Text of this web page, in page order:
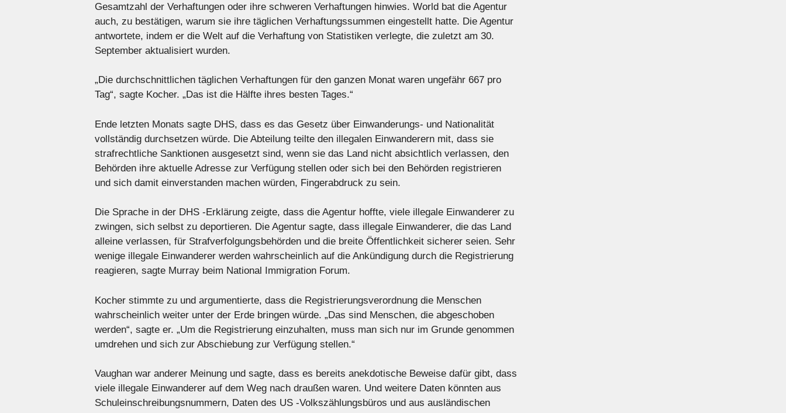
Gesamtzahl der Verhaftungen oder ihre schweren Verhaftungen hinwies. World bat die Agentur
auch, zu bestätigen, warum sie ihre täglichen Verhaftungssummen eingestellt hatte. Die Agentur
antwortete, indem er die Welt auf die Verhaftung von Statistiken verlegte, die zuletzt am 30.
September aktualisiert wurden.
„Die durchschnittlichen täglichen Verhaftungen für den ganzen Monat waren ungefähr 667 pro
Tag“, sagte Kocher. „Das ist die Hälfte ihres besten Tages.“
Ende letzten Monats sagte DHS, dass es das Gesetz über Einwanderungs- und Nationalität
vollständig durchsetzen würde. Die Abteilung teilte den illegalen Einwanderern mit, dass sie
strafrechtliche Sanktionen ausgesetzt sind, wenn sie das Land nicht absichtlich verlassen, den
Behörden ihre aktuelle Adresse zur Verfügung stellen oder sich bei den Behörden registrieren
und sich damit einverstanden machen würden, Fingerabdruck zu sein.
Die Sprache in der DHS -Erklärung zeigte, dass die Agentur hoffte, viele illegale Einwanderer zu
zwingen, sich selbst zu deportieren. Die Agentur sagte, dass illegale Einwanderer, die das Land
alleine verlassen, für Strafverfolgungsbehörden und die breite Öffentlichkeit sicherer seien. Sehr
wenige illegale Einwanderer werden wahrscheinlich auf die Ankündigung durch die Registrierung
reagieren, sagte Murray beim National Immigration Forum.
Kocher stimmte zu und argumentierte, dass die Registrierungsverordnung die Menschen
wahrscheinlich weiter unter der Erde bringen würde. „Das sind Menschen, die abgeschoben
werden“, sagte er. „Um die Registrierung einzuhalten, muss man sich nur im Grunde genommen
umdrehen und sich zur Abschiebung zur Verfügung stellen.“
Vaughan war anderer Meinung und sagte, dass es bereits anekdotische Beweise dafür gibt, dass
viele illegale Einwanderer auf dem Weg nach draußen waren. Und weitere Daten könnten aus
Schuleinschreibungsnummern, Daten des US -Volkszählungsbüros und aus ausländischen